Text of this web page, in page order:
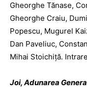
Gheorghe Tănase,
Gheorghe Craiu,
Popescu, Mugurel
Dan Paveliuc,
Mihai Stoichiță.
Joi, Adunarea